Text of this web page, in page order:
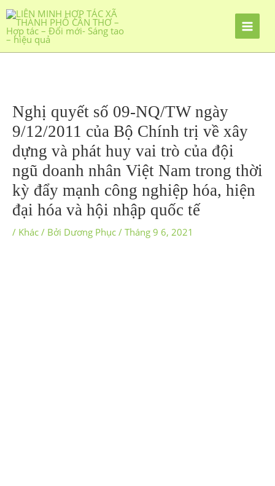
Nhảy
tới
nội
Nghị quyết số 09-NQ/TW ngày
9/12/2011 của Bộ Chính trị về xây
dựng và phát huy vai trò của đội
ngũ doanh nhân Việt Nam trong thời
kỳ đẩy mạnh công nghiệp hóa, hiện
đại hóa và hội nhập quốc tế
/ Khác / Bởi Dương Phục / Tháng 9 6, 2021